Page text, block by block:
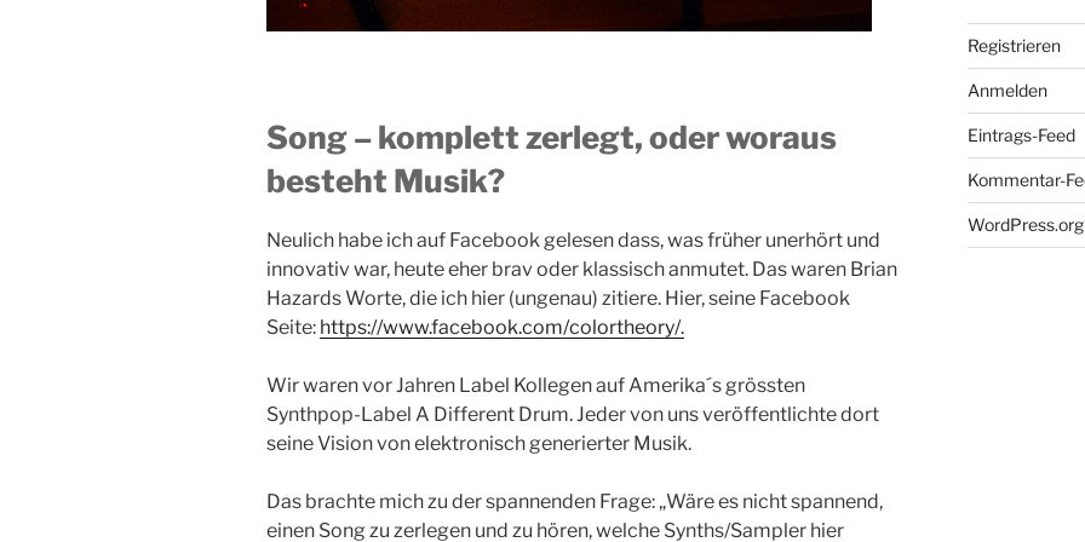
Song – komplett zerlegt, oder woraus
besteht Musik?
Neulich habe ich auf Facebook gelesen dass, was früher unerhört und
innovativ war, heute eher brav oder klassisch anmutet. Das waren Brian
Hazards Worte, die ich hier (ungenau) zitiere. Hier, seine Facebook
Seite: https://www.facebook.com/colortheory/.
Wir waren vor Jahren Label Kollegen auf Amerika´s grössten
Synthpop-Label A Different Drum. Jeder von uns veröffentlichte dort
seine Vision von elektronisch generierter Musik.
Das brachte mich zu der spannenden Frage: „Wäre es nicht spannend,
einen Song zu zerlegen und zu hören, welche Synths/Sampler hier
Registrieren
Anmelden
Eintrags-Feed
Kommentar-
WordPress.org